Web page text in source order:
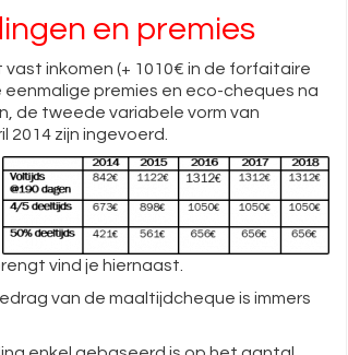
en premies
inkomen (+ 1010€ in de forfaitaire
premies en eco-cheques na
de tweede variabele vorm van
2014 zijn ingevoerd.
vind je hiernaast.
van de maaltijdcheque is immers